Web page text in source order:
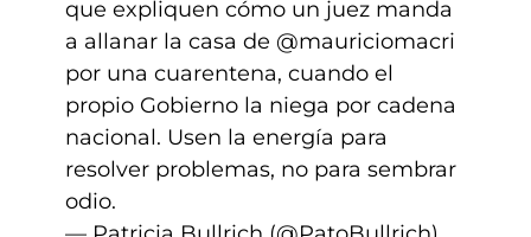
que expliquen cómo un juez manda
a allanar la casa de @mauriciomacri
por una cuarentena, cuando el
propio Gobierno la niega por cadena
nacional. Usen la energía para
resolver problemas, no para sembrar
odio.